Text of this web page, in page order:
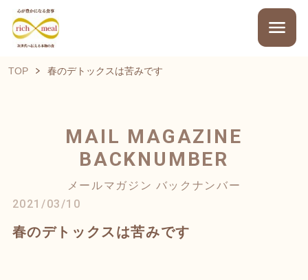
TOP 春のデトックスは苦みです
MAIL MAGAZINE
BACKNUMBER
メールマガジン バックナンバー
2021/03/10
春のデトックスは苦みです